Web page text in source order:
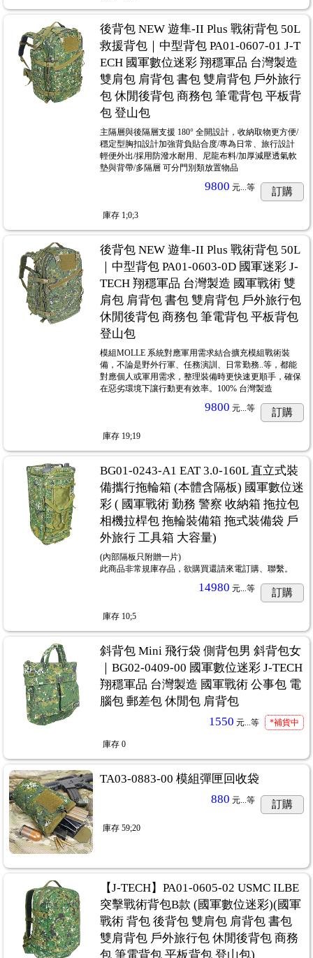
後背包 NEW 遊隼-II Plus 戰術背包 50L
救援背包｜中型背包 PA01-0607-01 J-T
ECH 國軍數位迷彩 翔穩軍品 台灣製造
雙肩包 肩背包 書包 雙肩背包 戶外旅行
包 休閒後背包 商務包 筆電背包 平板背
包 登山包
主隔層與後隔層支援 180° 全開設計，收納取物更方便/
穩定型胸扣設計加強背負貼合度/專為日常、旅行設計
輕便外出/採用防潑水耐用、尼龍布料/加厚減壓透氣軟
墊與背帶/多隔層 可分門別類放置物品
9800 元... 等 訂購
庫存 1;0;3
後背包 NEW 遊隼-II Plus 戰術背包 50L
｜中型背包 PA01-0603-0D 國軍迷彩 J-
TECH 翔穩軍品 台灣製造 國軍戰術 雙
肩包 肩背包 書包 雙肩背包 戶外旅行包
休閒後背包 商務包 筆電背包 平板背包
登山包
模組MOLLE 系統對應軍用需求結合擴充模組戰術裝
備，不論是野外行軍、任務演訓、日常勤務..等，都能
對應個人或軍用需求，整理裝備時更快速更順手，確保
在惡劣環境下讓行動更有效率。100% 台灣製造
9800 元... 等 訂購
庫存 19;19
BG01-0243-A1 EAT 3.0-160L 直立式裝
備攜行拖輪箱 (本體含隔板) 國軍數位迷
彩 ( 國軍戰術 勤務 警察 收納箱 拖拉包
相機拉桿包 拖輪裝備箱 拖式裝備袋 戶
外旅行 工具箱 大容量)
(內部隔板只附贈一片)
此商品非常規庫存品，欲購買還請來電訂購、聯繫。
14980 元... 等 訂購
庫存 10;5
斜背包 Mini 飛行袋 側背包男 斜背包女
｜BG02-0409-00 國軍數位迷彩 J-TECH
翔穩軍品 台灣製造 國軍戰術 公事包 電
腦包 郵差包 休閒包 肩背包
1550 元... 等 *補貨中
庫存 0
TA03-0883-00 模組彈匣回收袋
880 元... 等 訂購
庫存 59;20
【J-TECH】PA01-0605-02 USMC ILBE
突擊戰術背包B款 (國軍數位迷彩)(國軍
戰術 背包 後背包 雙肩包 肩背包 書包
雙肩背包 戶外旅行包 休閒後背包 商務
包 筆電背包 平板背包 登山包)